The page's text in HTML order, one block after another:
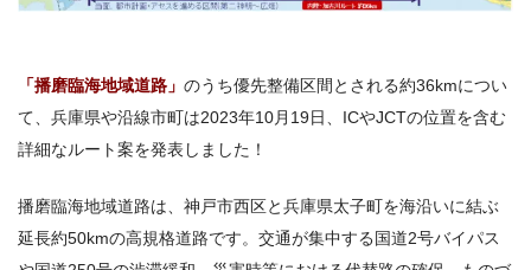
「播磨臨海地域道路」 のうち優先整備区間とされる約36kmについ
て、兵庫県や沿線市町は2023年10月19日、ICやJCTの位置を含む
詳細なルート案を発表しました！
播磨臨海地域道路は、 神戸市西区と兵庫県太子町を海沿いに結ぶ
延長約50kmの高規格道路です。交通が集中する 国道2号バイパス